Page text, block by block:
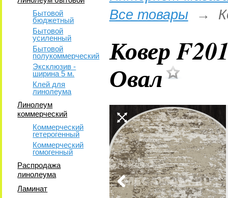
Бытовой
бюджетный
Бытовой
усиленный
Бытовой
полукоммерческий
Эксклюзив -
ширина 5 м.
Клей для
линолеума
Линолеум
коммерческий
Коммерческий
гетерогенный
Коммерческий
гомогенный
Распродажа
линолеума
Ламинат
Все товары→
Ковер
Овал